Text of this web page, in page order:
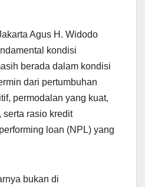
Agus H. Widodo
kondisi
berada dalam kondisi
dari pertumbuhan
permodalan yang kuat,
serta rasio kredit
loan (NPL) yang
bukan di